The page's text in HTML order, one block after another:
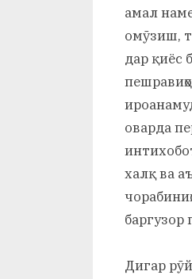
амал
омӯзиш,
дар қиёс
оварда
халқ ва
баргузор
Дигар